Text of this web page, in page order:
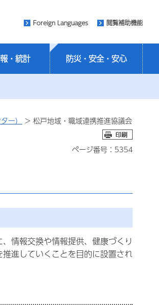
Foreign Languages 閲覧補助機能
・統計 防災・安全・安心
ー） > 松戸地域・職域連携推進協議会
ページ番号：5354
情報交換や情報提供、健康づくり
進していくことを目的に設置され